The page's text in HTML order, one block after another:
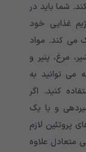
شما باید در
غذایی خود
می کند. مواد
مرغ، پنیر و
می توانید به
کنید. اگر
و یا یک
پروتئین لازم
متعادل علاوه